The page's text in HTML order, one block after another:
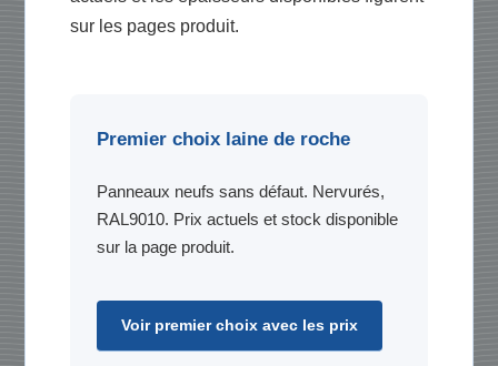
sur les pages produit.
Premier choix laine de roche
Panneaux neufs sans défaut. Nervurés,
RAL9010. Prix actuels et stock disponible
sur la page produit.
Voir premier choix avec les prix